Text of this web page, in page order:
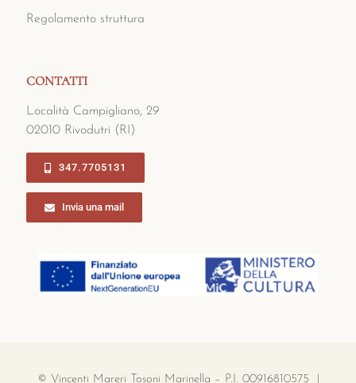
Regolamento struttura
CONTATTI
Località Campigliano, 29
02010 Rivodutri (RI)
347.7705131
Invia una mail
© Vincenti Mareri Tosoni Marinella – P.I. 00916810575 |